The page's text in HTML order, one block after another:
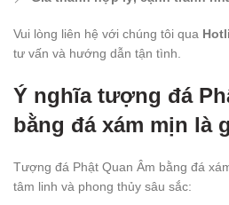
Vui lòng liên hệ với chúng tôi qua
tư vấn và hướng dẫn tận tình.
Ý nghĩa tượng đá
bằng đá xám mịn là
Tượng đá Phật Quan Âm bằng đá
tâm linh và phong thủy sâu sắc: